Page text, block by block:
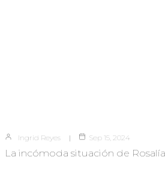
Ingrid Reyes Sep 15, 2024
La incómoda situación de